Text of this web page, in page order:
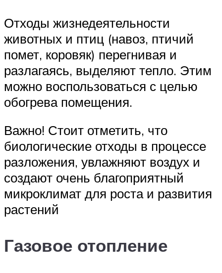
Отходы жизнедеятельности
животных и птиц (навоз, птичий
помет, коровяк) перегнивая и
разлагаясь, выделяют тепло. Этим
можно воспользоваться с целью
обогрева помещения.
Важно! Стоит отметить, что
биологические отходы в процессе
разложения, увлажняют воздух и
создают очень благоприятный
микроклимат для роста и развития
растений
Газовое отопление